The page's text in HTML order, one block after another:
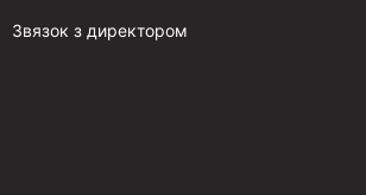
Звязок з директором